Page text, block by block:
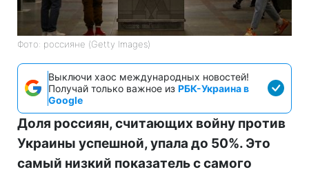
Фото: россияне (Getty Images)
Выключи хаос международных новостей!
Получай только важное из РБК-Украина в
Google
Доля россиян, считающих войну против
Украины успешной, упала до 50%. Это
самый низкий показатель с самого